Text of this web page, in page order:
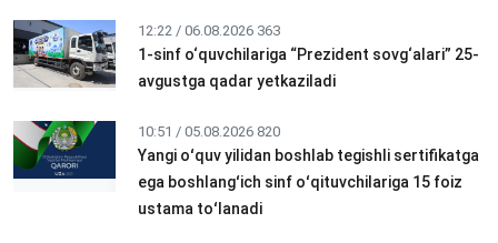
12:22 / 06.08.2026 363
1-sinf o‘quvchilariga “Prezident sovg‘alari” 25-
avgustga qadar yetkaziladi
10:51 / 05.08.2026 820
Yangi oʻquv yilidan boshlab tegishli sertifikatga
ega boshlangʻich sinf oʻqituvchilariga 15 foiz
ustama toʻlanadi